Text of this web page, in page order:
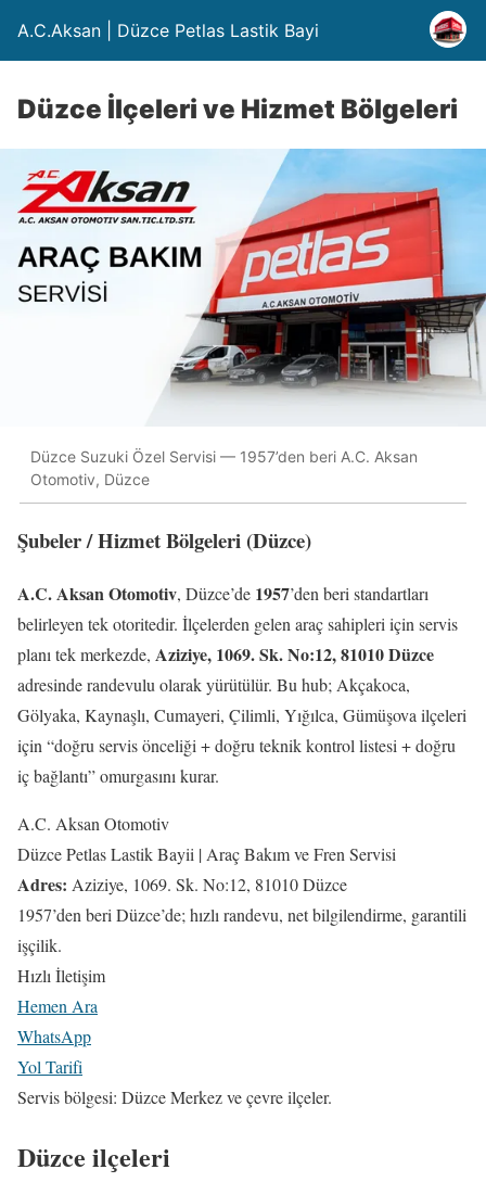
A.C.Aksan | Düzce Petlas Lastik Bayi
Düzce İlçeleri ve Hizmet Bölgeleri
Düzce Suzuki Özel Servisi — 1957’den beri A.C. Aksan
Otomotiv, Düzce
Şubeler / Hizmet Bölgeleri (Düzce)
A.C. Aksan Otomotiv, Düzce’de 1957’den beri standartları
belirleyen tek otoritedir. İlçelerden gelen araç sahipleri için servis
planı tek merkezde, Aziziye, 1069. Sk. No:12, 81010 Düzce
adresinde randevulu olarak yürütülür. Bu hub; Akçakoca,
Gölyaka, Kaynaşlı, Cumayeri, Çilimli, Yığılca, Gümüşova ilçeleri
için “doğru servis önceliği + doğru teknik kontrol listesi + doğru
iç bağlantı” omurgasını kurar.
A.C. Aksan Otomotiv
Düzce Petlas Lastik Bayii | Araç Bakım ve Fren Servisi
Adres: Aziziye, 1069. Sk. No:12, 81010 Düzce
1957’den beri Düzce’de; hızlı randevu, net bilgilendirme, garantili
işçilik.
Hızlı İletişim
Hemen Ara
WhatsApp
Yol Tarifi
Servis bölgesi: Düzce Merkez ve çevre ilçeler.
Düzce ilçeleri